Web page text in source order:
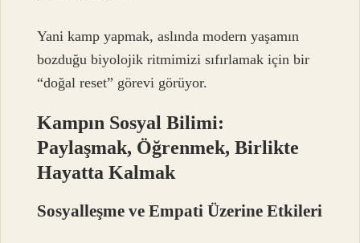
Yani kamp yapmak, aslında modern yaşamın
bozduğu biyolojik ritmimizi sıfırlamak için bir
“doğal reset” görevi görüyor.
Kampın Sosyal Bilimi:
Paylaşmak, Öğrenmek, Birlikte
Hayatta Kalmak
Sosyalleşme ve Empati Üzerine Etkileri